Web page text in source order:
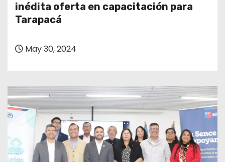
inédita oferta en capacitación para
Tarapacá
May 30, 2024